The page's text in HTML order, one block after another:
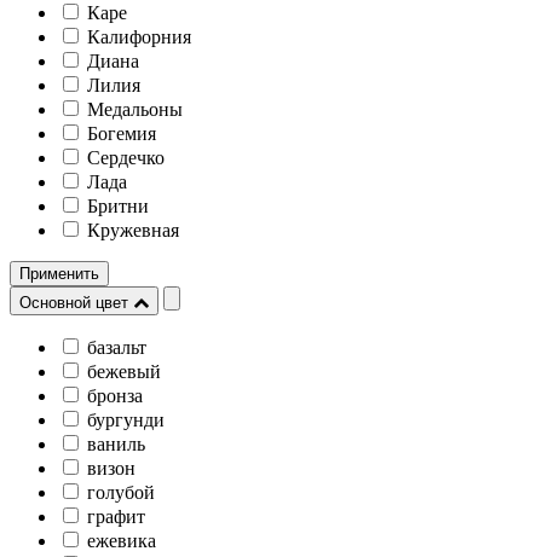
Каре
Калифорния
Диана
Лилия
Медальоны
Богемия
Сердечко
Лада
Бритни
Кружевная
Применить
Основной цвет
базальт
бежевый
бронза
бургунди
ваниль
визон
голубой
графит
ежевика